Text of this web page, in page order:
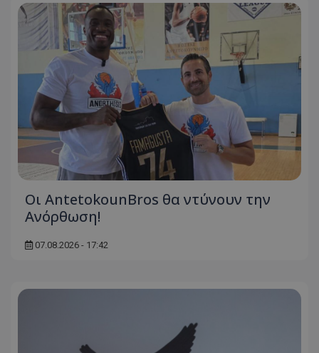
Οι AntetokounBros θα ντύνουν την
Ανόρθωση!
07.08.2026 - 17:42